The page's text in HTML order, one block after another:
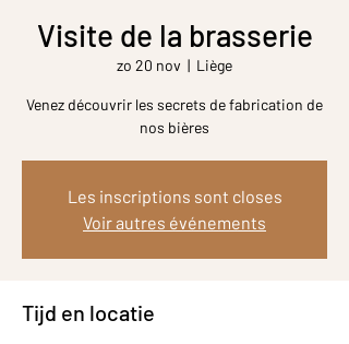
Visite de la brasserie
zo 20 nov
  |
Liège
Venez découvrir les secrets de fabrication de
nos bières
Les inscriptions sont closes
Voir autres événements
Tijd en locatie